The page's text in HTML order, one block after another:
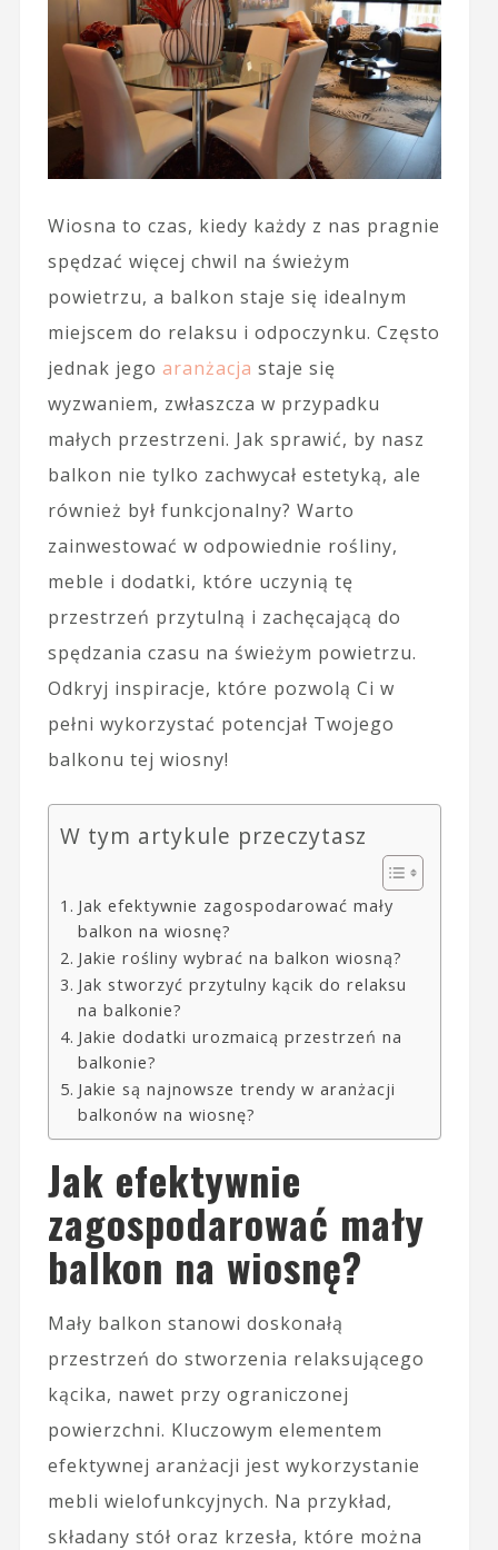
Wiosna to czas, kiedy każdy z nas pragnie
spędzać więcej chwil na świeżym
powietrzu, a balkon staje się idealnym
miejscem do relaksu i odpoczynku. Często
jednak jego aranżacja staje się
wyzwaniem, zwłaszcza w przypadku
małych przestrzeni. Jak sprawić, by nasz
balkon nie tylko zachwycał estetyką, ale
również był funkcjonalny? Warto
zainwestować w odpowiednie rośliny,
meble i dodatki, które uczynią tę
przestrzeń przytulną i zachęcającą do
spędzania czasu na świeżym powietrzu.
Odkryj inspiracje, które pozwolą Ci w
pełni wykorzystać potencjał Twojego
balkonu tej wiosny!
W tym artykule przeczytasz
Jak efektywnie zagospodarować mały
balkon na wiosnę?
Jakie rośliny wybrać na balkon wiosną?
Jak stworzyć przytulny kącik do relaksu
na balkonie?
Jakie dodatki urozmaicą przestrzeń na
balkonie?
Jakie są najnowsze trendy w aranżacji
balkonów na wiosnę?
Jak efektywnie
zagospodarować mały
balkon na wiosnę?
Mały balkon stanowi doskonałą
przestrzeń do stworzenia relaksującego
kącika, nawet przy ograniczonej
powierzchni. Kluczowym elementem
efektywnej aranżacji jest wykorzystanie
mebli wielofunkcyjnych. Na przykład,
składany stół oraz krzesła, które można